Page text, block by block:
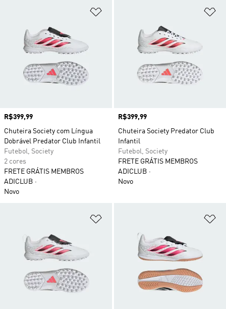
Preço
R$399,99
Chuteira Society com Língua
Dobrável Predator Club Infantil
Futebol, Society
2 cores
FRETE GRÁTIS MEMBROS
ADICLUB
Novo
Preço
R$399,99
Chuteira Society Predator Club
Infantil
Futebol, Society
FRETE GRÁTIS MEMBROS
ADICLUB
Novo